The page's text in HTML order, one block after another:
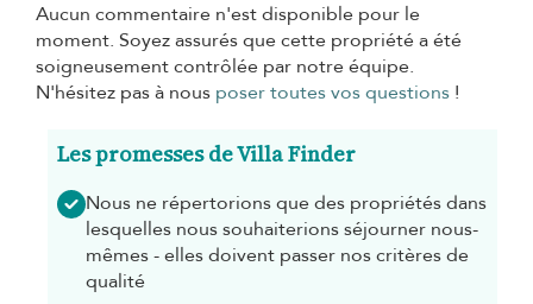
Aucun commentaire n'est disponible pour le
moment. Soyez assurés que cette propriété a été
soigneusement contrôlée par notre équipe.
N'hésitez pas à nous poser toutes vos questions !
Les promesses de Villa Finder
Nous ne répertorions que des propriétés dans
lesquelles nous souhaiterions séjourner nous-
mêmes - elles doivent passer nos critères de
qualité